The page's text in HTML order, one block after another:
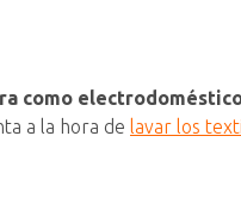
como
a la hora de lavar los